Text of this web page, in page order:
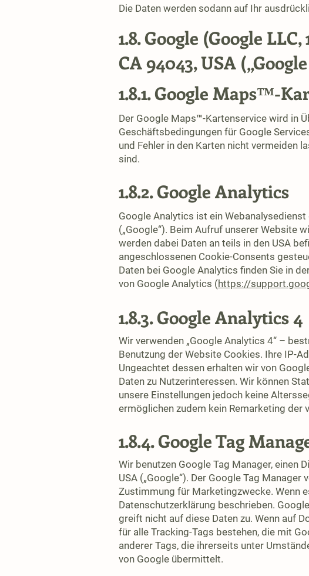
Die Daten werden sodann auf Ihr
1.8. Google (Google
CA 94043, USA
Der Google Maps™-Kartenservice wird in
Geschäftsbedingungen für Google
und Fehler in den Karten nicht vermeiden
sind.
1.8.1. Google Maps™-
1.8.2. Google Analytics
Google Analytics ist ein
(„Google“). Beim Aufruf unserer Website
werden dabei Daten an teils in den USA
angeschlossenen Cookie-Consents
Daten bei Google Analytics finden Sie in
von Google Analytics (https://
1.8.3. Google Analytics 4
Wir verwenden „Google Analytics 4“ –
Benutzung der Website Cookies. Ihre IP-
Ungeachtet dessen erhalten wir von
Daten zu Nutzerinteressen. Wir können
unsere Einstellungen jedoch keine
ermöglichen zudem kein Remarketing der
1.8.4. Google Tag
Wir benutzen Google Tag Manager, einen
USA („Google“). Der Google Tag
Zustimmung für Marketingzwecke. Wenn
Datenschutzerklärung beschrieben.
greift nicht auf diese Daten zu. Wenn auf
für alle Tracking-Tags bestehen, die mit
anderer Tags, die ihrerseits unter
von Google übermittelt.